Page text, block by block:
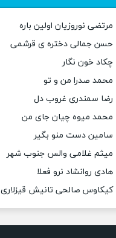
نوروزیان اولین باره
حسن جمالی دختره ی قرشمی
چکاد خون نگار
محمد صدرا من و تو
رضا سمندری غروب دل
محمد میوه چیان جای من
سامین دست منو بگیر
میثم غلامی والس جنوب شهر
روانشاد نرو فعلا
کیکاوس صالحی تانیش قیزلاری